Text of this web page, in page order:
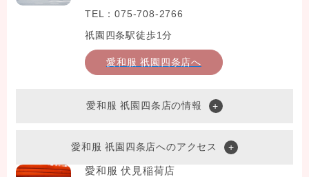
TEL：075-708-2766
祇園四条駅徒歩1分
愛和服 祇園四条店へ
愛和服 祇園四条店の情報
愛和服 祇園四条店へのアクセス
愛和服 伏見稲荷店